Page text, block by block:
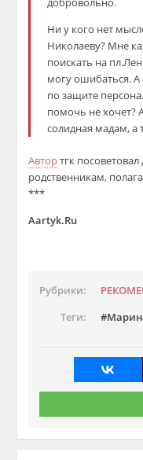
Ни у кого нет
Николаеву? Мне
поискать на
могу ошибаться.
по защите
помочь не хочет?
солидная мадам, а
Автортгк
родственникам,
***
Aartyk.Ru
Рубрики:
Теги: